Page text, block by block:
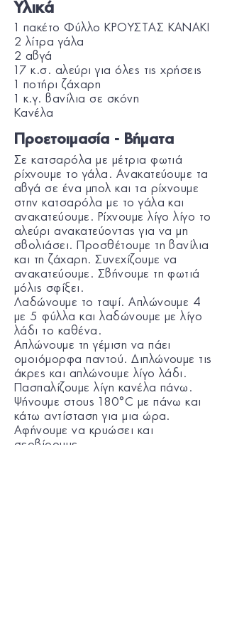
Υλικά
1 πακέτο Φύλλο ΚΡΟΥΣΤΑΣ KANAKI
2 λίτρα γάλα
2 αβγά
17 κ.σ. αλεύρι για όλες τις χρήσεις
1 ποτήρι ζάχαρη
1 κ.γ. βανίλια σε σκόνη
Κανέλα
Προετοιμασία - Βήματα
Σε κατσαρόλα με μέτρια φωτιά
ρίχνουμε το γάλα. Ανακατεύουμε τα
αβγά σε ένα μπολ και τα ρίχνουμε
στην κατσαρόλα με το γάλα και
ανακατεύουμε. Ρίχνουμε λίγο λίγο το
αλεύρι ανακατεύοντας για να μη
σβολιάσει. Προσθέτουμε τη βανίλια
και τη ζάχαρη. Συνεχίζουμε να
ανακατεύουμε. Σβήνουμε τη φωτιά
μόλις σφίξει.
Λαδώνουμε το ταψί. Απλώνουμε 4
με 5 φύλλα και λαδώνουμε με λίγο
λάδι το καθένα.
Απλώνουμε τη γέμιση να πάει
ομοιόμορφα παντού. Διπλώνουμε τις
άκρες και απλώνουμε λίγο λάδι.
Πασπαλίζουμε λίγη κανέλα πάνω.
Ψήνουμε στους 180°C με πάνω και
κάτω αντίσταση για μια ώρα.
Αφήνουμε να κρυώσει και
σερβίρουμε.